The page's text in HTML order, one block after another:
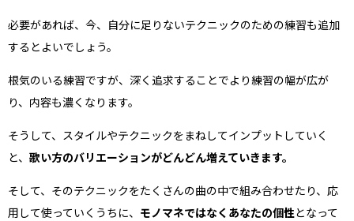
必要があれば、今、自分に足りないテクニックのための練習も追加
するとよいでしょう。
根気のいる練習ですが、深く追求することでより練習の幅が広が
り、内容も濃くなります。
そうして、スタイルやテクニックをまねしてインプットしていく
と、 歌い方のバリエーションがどんどん増えていきます。
そして、そのテクニックをたくさんの曲の中で組み合わせたり、応
用して使っていくうちに、 モノマネではなくあなたの個性となって